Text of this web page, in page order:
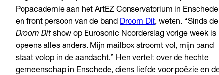
Popacademie aan het ArtEZ Conservatorium in Enschede
en front persoon van de band Droom Dit, weten. “Sinds de
Droom Dit show op Eurosonic Noorderslag vorige week is
opeens alles anders. Mijn mailbox stroomt vol, mijn band
staat volop in de aandacht.” Hen vertelt over de hechte
gemeenschap in Enschede, diens liefde voor poëzie en